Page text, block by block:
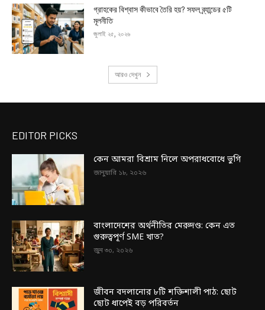
গ্রাহকের বিশ্বাস কীভাবে তৈরি হয়? সফল ব্র্যান্ডের ৫টি
মূলনীতি
জুলাই ২৫, ২০২৬
আরও দেখুন
EDITOR PICKS
কেন আমরা বিশ্রাম নিলে অপরাধবোধে ভুগি
জানুয়ারি ১৮, ২০২৬
বাংলাদেশের অর্থনীতির মেরুদণ্ড: কেন এত
গুরুত্বপূর্ণ SME খাত?
জুন ৩০, ২০২৬
জীবন বদলানোর ৮টি শক্তিশালী পাঠ: ছোট
ছোট ধাপেই বড় পরিবর্তন